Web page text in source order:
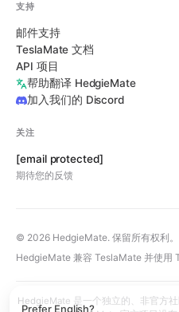
支持
邮件支持
TeslaMate 文档
API 项目
帮助翻译 HedgieMate
加入我们的 Discord
关注
[email protected]
期待您的反馈
© 2026 HedgieMate. 保留所有权利。
HedgieMate 兼容 TeslaMate 并使用
HedgieMate 是一个独立的、非官方
Prefer English?